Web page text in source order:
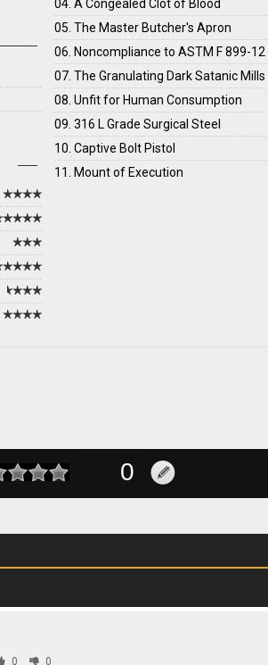
04. A Congealed Clot of Blood
05. The Master Butcher's Apron
06. Noncompliance to ASTM F 899-
07. The Granulating Dark Satanic Mills
08. Unfit for Human Consumption
09. 316 L Grade Surgical Steel
10. Captive Bolt Pistol
11. Mount of Execution
0 0